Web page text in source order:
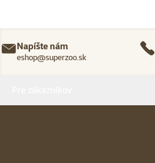
Napíšte nám
eshop@superzoo.sk